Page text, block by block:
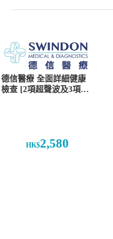
德信醫療 全面詳細健康
檢查 [2項超聲波及3項癌
HK$2,580